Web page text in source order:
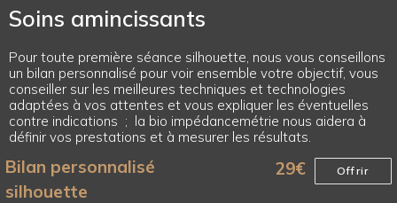
Soins amincissants
Pour toute première séance silhouette, nous vous conseillons
un bilan personnalisé pour voir ensemble votre objectif, vous
conseiller sur les meilleures techniques et technologies
adaptées à vos attentes et vous expliquer les éventuelles
contre indications ; la bio impédancemétrie nous aidera à
définir vos prestations et à mesurer les résultats.
Bilan personnalisé
silhouette
29€ Offrir